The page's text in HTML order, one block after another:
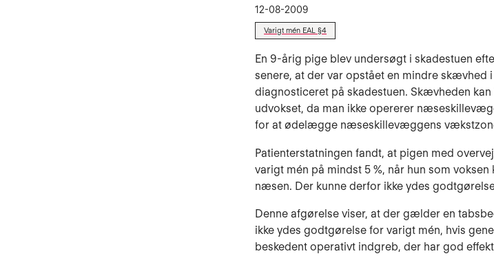
12-08-2009
Varigt mén EAL §4
En 9-årig pige blev undersøgt i skadestuen
senere, at der var opstået en mindre skævhed
diagnosticeret på skadestuen. Skævheden
udvokset, da man ikke opererer
for at ødelægge næseskillevæggens
Patienterstatningen fandt, at pigen med
varigt mén på mindst 5 %, når hun som
næsen. Der kunne derfor ikke ydes
Denne afgørelse viser, at der gælder en
ikke ydes godtgørelse for varigt mén, hvis
beskedent operativt indgreb, der har god